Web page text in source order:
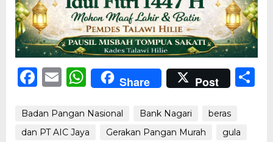
Facebook
EmailWhatsApp
Share Post
Badan Pangan Nasional Bank Nagari
beras
dan PT AIC Jaya
Gerakan Pangan Murah
gula